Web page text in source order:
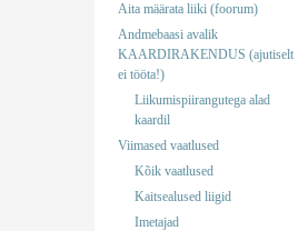
Aita määrata liiki (foorum)
Andmebaasi avalik
KAARDIRAKENDUS (ajutiselt
ei tööta!)
Liikumispiirangutega alad
kaardil
Viimased vaatlused
Kõik vaatlused
Kaitsealused liigid
Imetajad